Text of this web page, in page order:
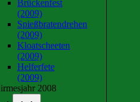
Brückenfest
(2009)
Spießbratendrehen
(2009)
Kloatscheeten
(2009)
Helferfete
(2009)
2008